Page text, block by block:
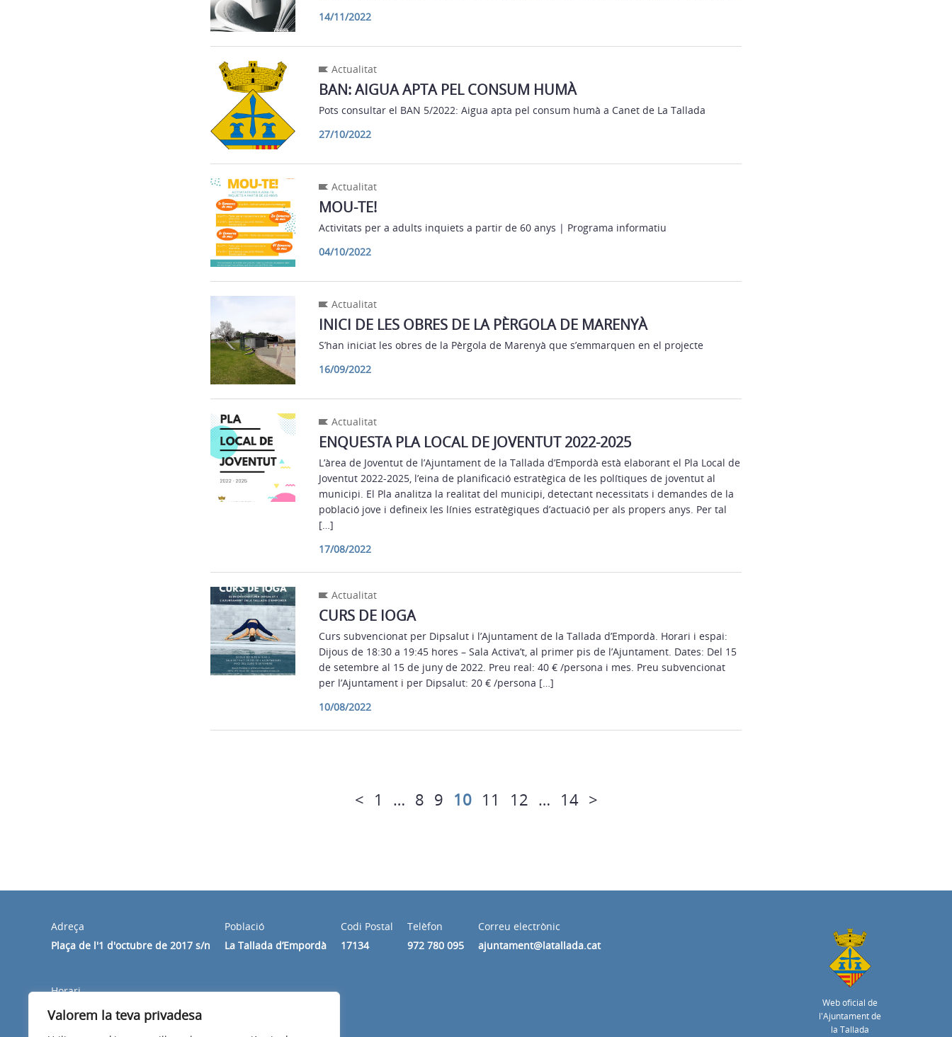
Valorem la teva privadesa
14/11/2022
Actualitat
BAN: AIGUA APTA PEL CONSUM HUMÀ
Pots consultar el BAN 5/2022: Aigua apta pel consum humà a Canet de La Tallada
27/10/2022
Actualitat
MOU-TE!
Activitats per a adults inquiets a partir de 60 anys | Programa informatiu
04/10/2022
Actualitat
INICI DE LES OBRES DE LA PÈRGOLA DE MARENYÀ
S’han iniciat les obres de la Pèrgola de Marenyà que s’emmarquen en el projecte
16/09/2022
Actualitat
ENQUESTA PLA LOCAL DE JOVENTUT 2022-2025
L’àrea de Joventut de l’Ajuntament de la Tallada d’Empordà està elaborant el Pla Local de
Joventut 2022-2025, l’eina de planificació estratègica de les polítiques de joventut al
municipi. El Pla analitza la realitat del municipi, detectant necessitats i demandes de la
població jove i defineix les línies estratègiques d’actuació per als propers anys. Per tal
[…]
17/08/2022
Actualitat
CURS DE IOGA
Curs subvencionat per Dipsalut i l’Ajuntament de la Tallada d’Empordà. Horari i espai:
Dijous de 18:30 a 19:45 hores – Sala Activa’t, al primer pis de l’Ajuntament. Dates: Del 15
de setembre al 15 de juny de 2022. Preu real: 40 € /persona i mes. Preu subvencionat
per l’Ajuntament i per Dipsalut: 20 € /persona […]
10/08/2022
< 1 … 8 9 10 11 12 … 14 >
Adreça
Plaça de l'1 d'octubre de 2017 s/n
Població
La Tallada d’Empordà
Codi Postal
17134
Telèfon
972 780 095
Correu electrònic
ajuntament@latallada.cat
Horari
Dilluns a divendres de 8:30 a 14:00h
Web oficial de
l'Ajuntament de
la Tallada